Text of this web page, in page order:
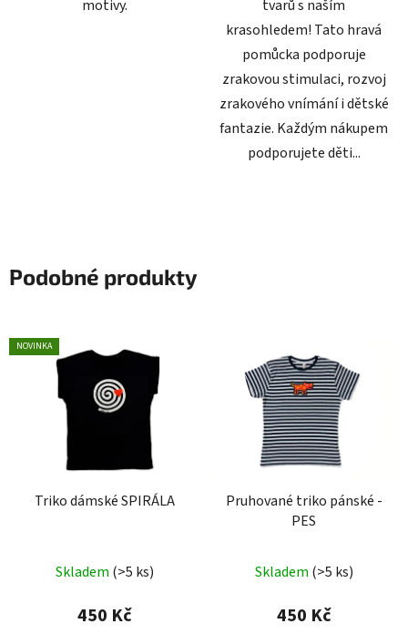
motivy.
tvarů s naším
krasohledem! Tato hravá
pomůcka podporuje
zrakovou stimulaci, rozvoj
zrakového vnímání i dětské
fantazie. Každým nákupem
podporujete děti...
Podobné produkty
NOVINKA
Triko dámské SPIRÁLA
Skladem (>5 ks)
450 Kč
Pruhované triko pánské -
PES
Skladem (>5 ks)
450 Kč